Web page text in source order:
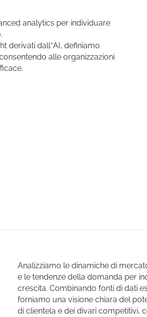
analytics per individuare
derivati dall’AI, definiamo
alle organizzazioni
Analizziamo le dinamiche di
e le tendenze della domanda per
crescita. Combinando fonti di dati
forniamo una visione chiara del
di clientela e dei divari competitivi,